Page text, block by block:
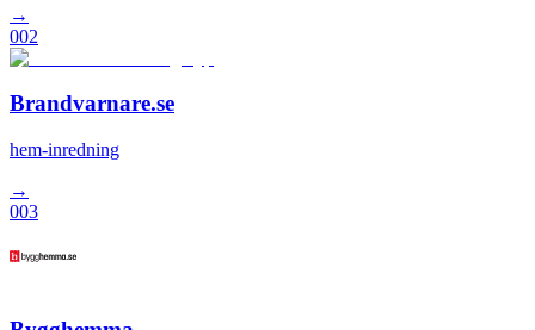
→
002
Brandvarnare.se
hem-inredning
→
003